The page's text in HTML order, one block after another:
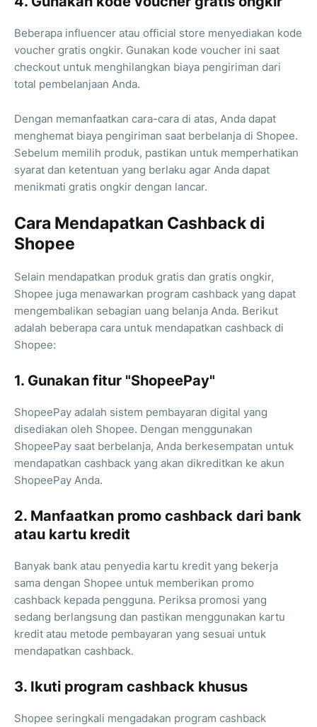
Beberapa influencer atau official store menyediakan kode
voucher gratis ongkir. Gunakan kode voucher ini saat
checkout untuk menghilangkan biaya pengiriman dari
total pembelanjaan Anda.
Dengan memanfaatkan cara-cara di atas, Anda dapat
menghemat biaya pengiriman saat berbelanja di Shopee.
Sebelum memilih produk, pastikan untuk memperhatikan
syarat dan ketentuan yang berlaku agar Anda dapat
menikmati gratis ongkir dengan lancar.
Cara Mendapatkan Cashback di
Shopee
Selain mendapatkan produk gratis dan gratis ongkir,
Shopee juga menawarkan program cashback yang dapat
mengembalikan sebagian uang belanja Anda. Berikut
adalah beberapa cara untuk mendapatkan cashback di
Shopee:
1. Gunakan fitur "ShopeePay"
ShopeePay adalah sistem pembayaran digital yang
disediakan oleh Shopee. Dengan menggunakan
ShopeePay saat berbelanja, Anda berkesempatan untuk
mendapatkan cashback yang akan dikreditkan ke akun
ShopeePay Anda.
2. Manfaatkan promo cashback dari bank
atau kartu kredit
Banyak bank atau penyedia kartu kredit yang bekerja
sama dengan Shopee untuk memberikan promo
cashback kepada pengguna. Periksa promosi yang
sedang berlangsung dan pastikan menggunakan kartu
kredit atau metode pembayaran yang sesuai untuk
mendapatkan cashback.
3. Ikuti program cashback khusus
Shopee seringkali mengadakan program cashback